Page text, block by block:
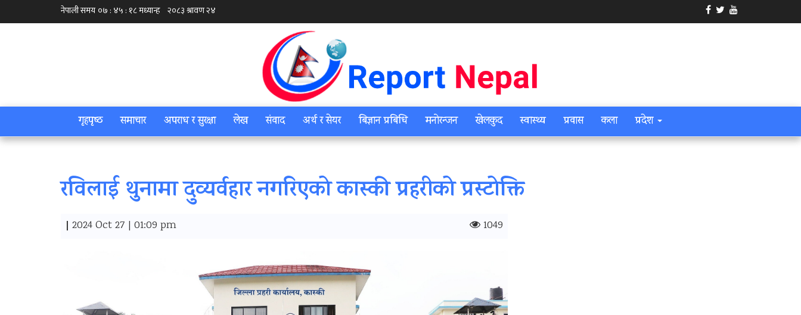
गृहपृष्‍ठ समाचार अपराध र सुरक्षा लेख संवाद अर्थ र सेयर बिज्ञान प्रबिधि मनोरन्जन खेलकुद स्वास्थ्य प्रवास कला प्रदेश
रविलाई थुनामा दुव्यर्वहार नगरिएको कास्की प्रहरीको प्रस्टोक्ति
| 2024 Oct 27 | 01:09 pm 1049